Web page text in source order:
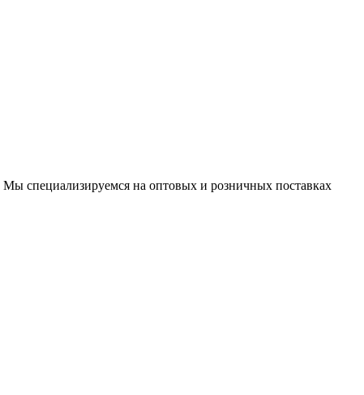
специализируемся на оптовых и розничных поставках